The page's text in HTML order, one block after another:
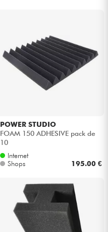
POWER STUDIO
FOAM 150 ADHESIVE pack de
10
Internet
Shops
195.00 €